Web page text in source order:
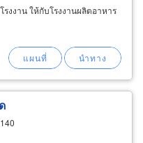
งงาน ให้กับโรงงานผลิตอาหาร